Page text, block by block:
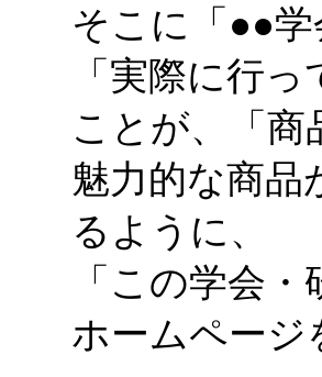
そこに「●●
「実際に行
ことが、「
魅力的な商品
るように、
「この学会
ホームページ